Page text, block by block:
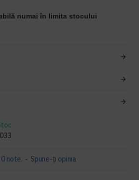
numai în limita stocului
note. - Spune-ţi opinia